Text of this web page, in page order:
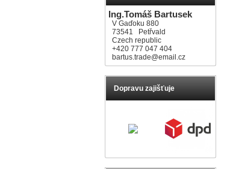
Ing.Tomáš Bartusek
V Gaďoku 880
73541 Petřvald
Czech republic
+420 777 047 404
bartus.trade@email.cz
Dopravu zajišťuje